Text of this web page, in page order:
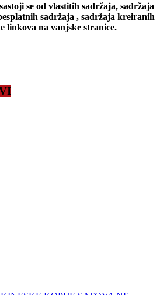
se od vlastitih sadržaja, sadržaja
sadržaja , sadržaja kreiranih
linkova na vanjske stranice.